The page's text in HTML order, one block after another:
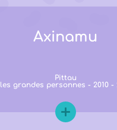
Axinamu
Pittau
les grandes personnes - 2010 -